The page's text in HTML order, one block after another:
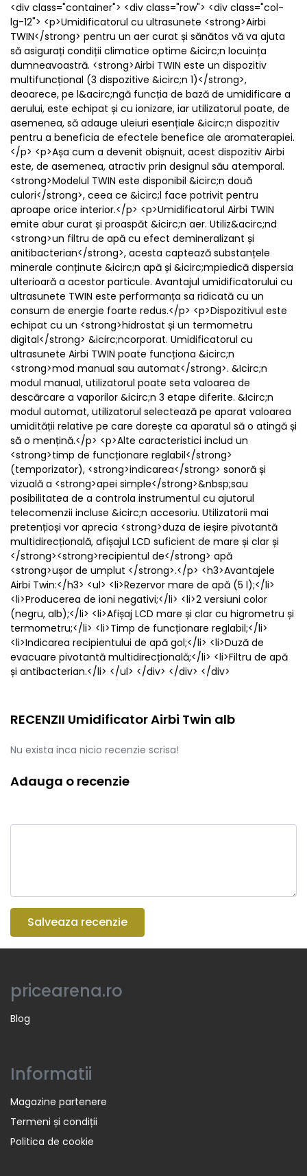
<div class="container"> <div class="row"> <div class="col-
lg-12"> <p>Umidificatorul cu ultrasunete <strong>Airbi
TWIN</strong> pentru un aer curat și sănătos vă va ajuta
să asigurați condiții climatice optime &icirc;n locuința
dumneavoastră. <strong>Airbi TWIN este un dispozitiv
multifuncțional (3 dispozitive &icirc;n 1)</strong>,
deoarece, pe l&acirc;ngă funcția de bază de umidificare a
aerului, este echipat și cu ionizare, iar utilizatorul poate, de
asemenea, să adauge uleiuri esențiale &icirc;n dispozitiv
pentru a beneficia de efectele benefice ale aromaterapiei.
</p> <p>Așa cum a devenit obișnuit, acest dispozitiv Airbi
este, de asemenea, atractiv prin designul său atemporal.
<strong>Modelul TWIN este disponibil &icirc;n două
culori</strong>, ceea ce &icirc;l face potrivit pentru
aproape orice interior.</p> <p>Umidificatorul Airbi TWIN
emite abur curat și proaspăt &icirc;n aer. Utiliz&acirc;nd
<strong>un filtru de apă cu efect demineralizant și
anitibacterian</strong>, acesta captează substanțele
minerale conținute &icirc;n apă și &icirc;mpiedică dispersia
ulterioară a acestor particule. Avantajul umidificatorului cu
ultrasunete TWIN este performanța sa ridicată cu un
consum de energie foarte redus.</p> <p>Dispozitivul este
echipat cu un <strong>hidrostat și un termometru
digital</strong> &icirc;ncorporat. Umidificatorul cu
ultrasunete Airbi TWIN poate funcționa &icirc;n
<strong>mod manual sau automat</strong>. &Icirc;n
modul manual, utilizatorul poate seta valoarea de
descărcare a vaporilor &icirc;n 3 etape diferite. &Icirc;n
modul automat, utilizatorul selectează pe aparat valoarea
umidității relative pe care dorește ca aparatul să o atingă și
să o mențină.</p> <p>Alte caracteristici includ un
<strong>timp de funcționare reglabil</strong>
(temporizator), <strong>indicarea</strong> sonoră și
vizuală a <strong>apei simple</strong>&nbsp;sau
posibilitatea de a controla instrumentul cu ajutorul
telecomenzii incluse &icirc;n accesoriu. Utilizatorii mai
pretențioși vor aprecia <strong>duza de ieșire pivotantă
multidirecțională, afișajul LCD suficient de mare și clar și
</strong><strong>recipientul de</strong> apă
<strong>ușor de umplut </strong>.</p> <h3>Avantajele
Airbi Twin:</h3> <ul> <li>Rezervor mare de apă (5 l);</li>
<li>Producerea de ioni negativi;</li> <li>2 versiuni color
(negru, alb);</li> <li>Afișaj LCD mare și clar cu higrometru și
termometru;</li> <li>Timp de funcționare reglabil;</li>
<li>Indicarea recipientului de apă gol;</li> <li>Duză de
evacuare pivotantă multidirecțională;</li> <li>Filtru de apă
și antibacterian.</li> </ul> </div> </div> </div>
RECENZII Umidificator Airbi Twin alb
Nu exista inca nicio recenzie scrisa!
Adauga o recenzie
Salveaza recenzie
pricearena.ro
Blog
Informatii
Magazine partenere
Termeni și condiții
Politica de cookie